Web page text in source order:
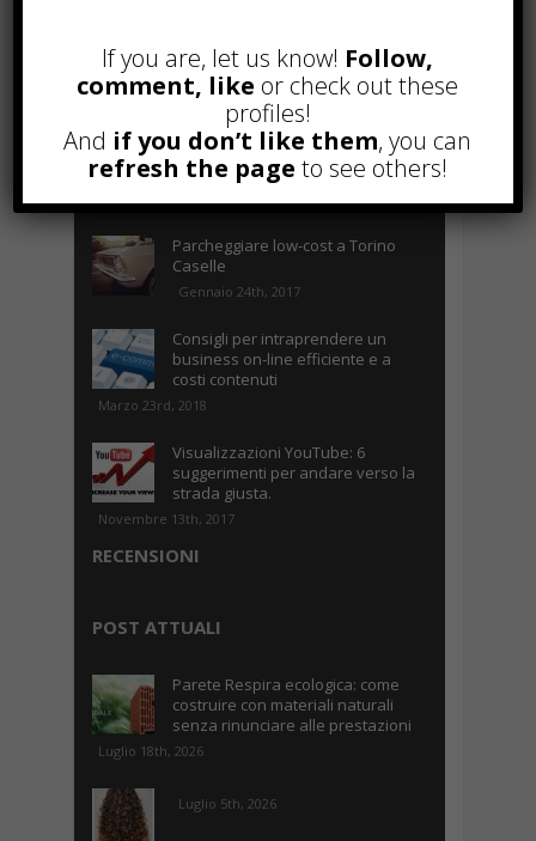
Alcuni trucchi per avere un blog di
successo
Novembre 22nd, 2016
Comprare visite YouTube: i 5
vantaggi TOP!
Parcheggiare low-cost a Torino
Caselle
Gennaio 24th, 2017
Consigli per intraprendere un
business on-line efficiente e a
costi contenuti
Marzo 23rd, 2018
Visualizzazioni YouTube: 6
suggerimenti per andare verso la
strada giusta.
Novembre 13th, 2017
RECENSIONI
POST ATTUALI
Parete Respira ecologica: come
costruire con materiali naturali
senza rinunciare alle prestazioni
Luglio 18th, 2026
Luglio 5th, 2026
If you are, let us know! Follow,
comment, like or check out these
profiles!
And if you don’t like them, you can
refresh the page to see others!